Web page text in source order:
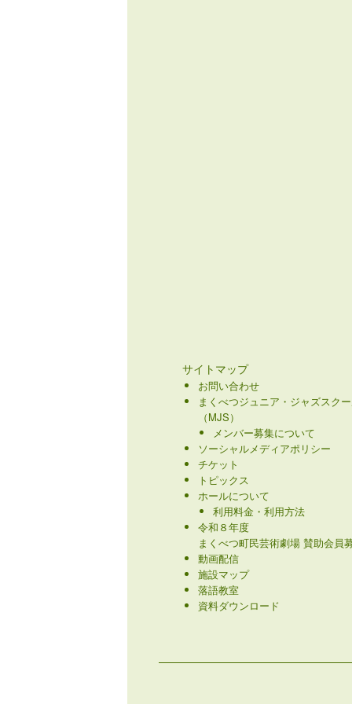
サイトマップ
お問い合わせ
まくべつジュニア・ジャズスク
（MJS）
メンバー募集について
ソーシャルメディアポリシー
チケット
トピックス
ホールについて
利用料金・利用方法
令和８年度
まくべつ町民芸術劇場 賛助会員
動画配信
施設マップ
落語教室
資料ダウンロード